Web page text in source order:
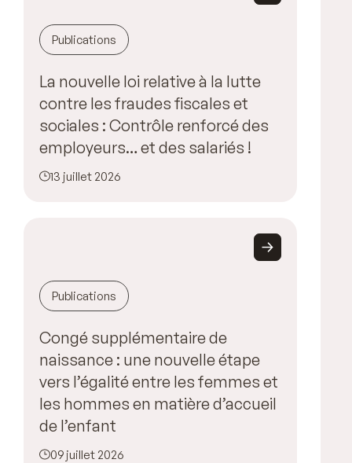
Publications
La nouvelle loi relative à la lutte
contre les fraudes fiscales et
sociales : Contrôle renforcé des
employeurs… et des salariés !
13 juillet 2026
Publications
Congé supplémentaire de
naissance : une nouvelle étape
vers l’égalité entre les femmes et
les hommes en matière d’accueil
de l’enfant
09 juillet 2026